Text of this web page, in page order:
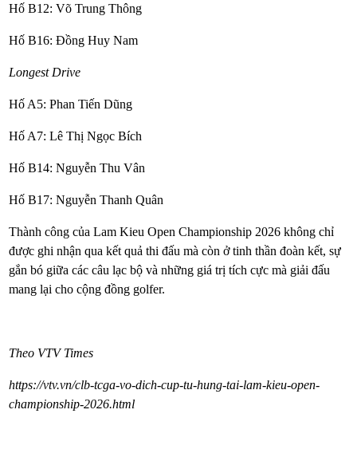
Hố B12: Võ Trung Thông
Hố B16: Đồng Huy Nam
Longest Drive
Hố A5: Phan Tiến Dũng
Hố A7: Lê Thị Ngọc Bích
Hố B14: Nguyễn Thu Vân
Hố B17: Nguyễn Thanh Quân
Thành công của Lam Kieu Open Championship 2026 không chỉ
được ghi nhận qua kết quả thi đấu mà còn ở tinh thần đoàn kết, sự
gắn bó giữa các câu lạc bộ và những giá trị tích cực mà giải đấu
mang lại cho cộng đồng golfer.
Theo VTV Times
https://vtv.vn/clb-tcga-vo-dich-cup-tu-hung-tai-lam-kieu-open-
championship-2026.html